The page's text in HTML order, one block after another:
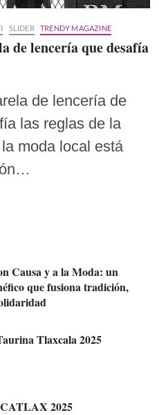
SLIDER TRENDY MAGAZINE
de lencería que desafía
de lencería de
las reglas de la
moda local está
Causa y a la Moda: un
que fusiona tradición,
Tlaxcala 2025
2025